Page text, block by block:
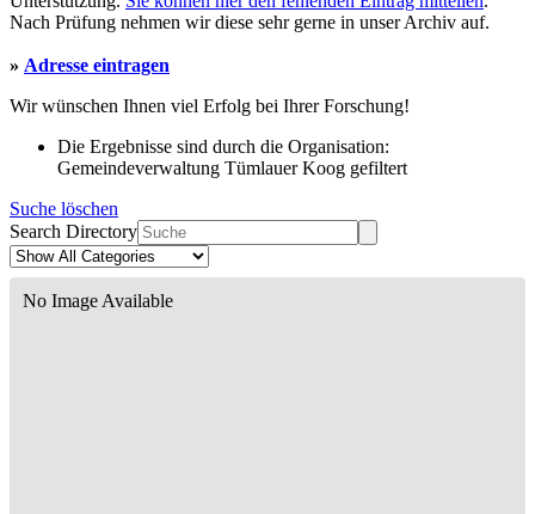
Nach Prüfung nehmen wir diese sehr gerne in unser Archiv auf.
» Adresse eintragen
Wir wünschen Ihnen viel Erfolg bei Ihrer Forschung!
Die Ergebnisse sind durch die Organisation:
Gemeindeverwaltung Tümlauer Koog gefiltert
Suche löschen
Search Directory
No Image Available